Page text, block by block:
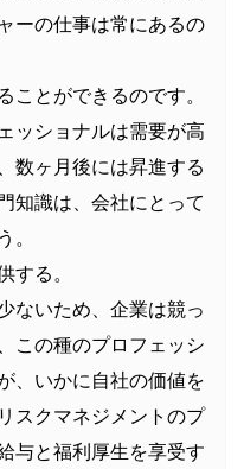
ーの仕事は常にあるの
ことができるのです。
ッショナルは需要が高
数ヶ月後には昇進する
知識は、会社にとって
。
する。
ないため、企業は競っ
この種のプロフェッシ
、いかに自社の価値を
スクマネジメントのプ
与と福利厚生を享受す